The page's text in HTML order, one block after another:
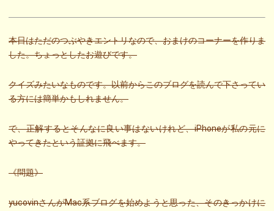
本日はただのつぶやきエントリなので、おまけのコーナーを作りま
した。ちょっとしたお遊びです。
クイズみたいなものです。以前からこのブログを読んで下さってい
る方には簡単かもしれません。
で、正解するとそんなに良い事はないけれど、iPhoneが私の元に
やってきたという証拠に飛べます。
《問題》
yucovinさんがMac系ブログを始めようと思った、そのきっかけに